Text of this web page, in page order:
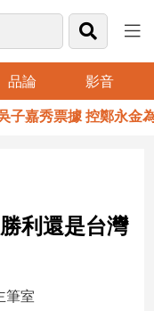
品論 影音
秀票據 控鄭永金為
利還是台灣
筆室